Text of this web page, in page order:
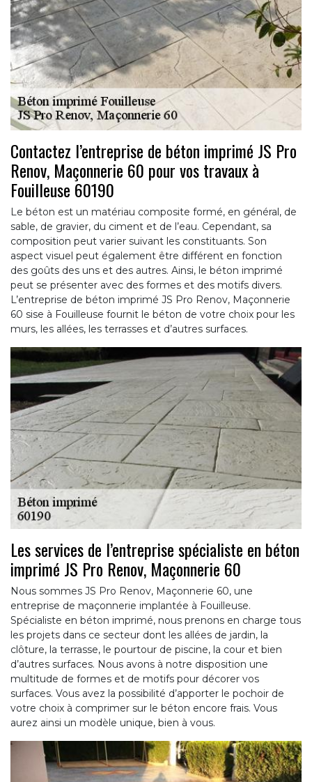
Contactez l’entreprise de béton imprimé JS Pro
Renov, Maçonnerie 60 pour vos travaux à
Fouilleuse 60190
Le béton est un matériau composite formé, en général, de
sable, de gravier, du ciment et de l’eau. Cependant, sa
composition peut varier suivant les constituants. Son
aspect visuel peut également être différent en fonction
des goûts des uns et des autres. Ainsi, le béton imprimé
peut se présenter avec des formes et des motifs divers.
L’entreprise de béton imprimé JS Pro Renov, Maçonnerie
60 sise à Fouilleuse fournit le béton de votre choix pour les
murs, les allées, les terrasses et d’autres surfaces.
Les services de l’entreprise spécialiste en béton
imprimé JS Pro Renov, Maçonnerie 60
Nous sommes JS Pro Renov, Maçonnerie 60, une
entreprise de maçonnerie implantée à Fouilleuse.
Spécialiste en béton imprimé, nous prenons en charge tous
les projets dans ce secteur dont les allées de jardin, la
clôture, la terrasse, le pourtour de piscine, la cour et bien
d’autres surfaces. Nous avons à notre disposition une
multitude de formes et de motifs pour décorer vos
surfaces. Vous avez la possibilité d’apporter le pochoir de
votre choix à comprimer sur le béton encore frais. Vous
aurez ainsi un modèle unique, bien à vous.